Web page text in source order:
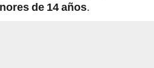
de 14 años.